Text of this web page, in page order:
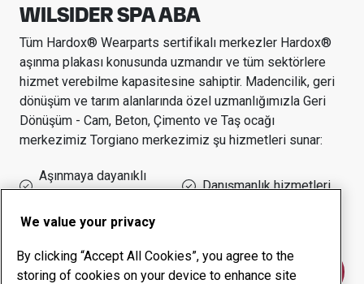
WILSIDER SPA ABA
Tüm Hardox® Wearparts sertifikalı merkezler Hardox®
aşınma plakası konusunda uzmandır ve tüm sektörlere
hizmet verebilme kapasitesine sahiptir. Madencilik, geri
dönüşüm ve tarım alanlarında özel uzmanlığımızla Geri
Dönüşüm - Cam, Beton, Çimento ve Taş ocağı
merkezimiz Torgiano merkezimiz şu hizmetleri sunar:
Aşınmaya dayanıklı
ürünler
Danışmanlık hizmetleri
Çalışma süresi yönetimi
Bize ulaşın
We value your privacy
By clicking “Accept All Cookies”, you agree to the
storing of cookies on your device to enhance site